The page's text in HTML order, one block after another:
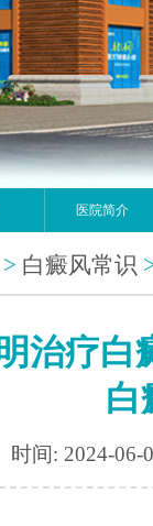
医院简介
> 白癜风常识
治疗白
白
时间: 2024-06-